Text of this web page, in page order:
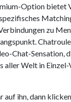
Option bietet
zu
Chat-Sensation,
aller Welt in
auf ihn, dann